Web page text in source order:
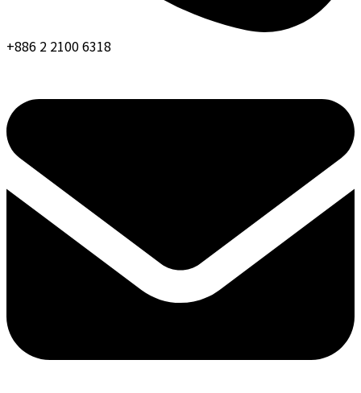
+886 2 2100 6318